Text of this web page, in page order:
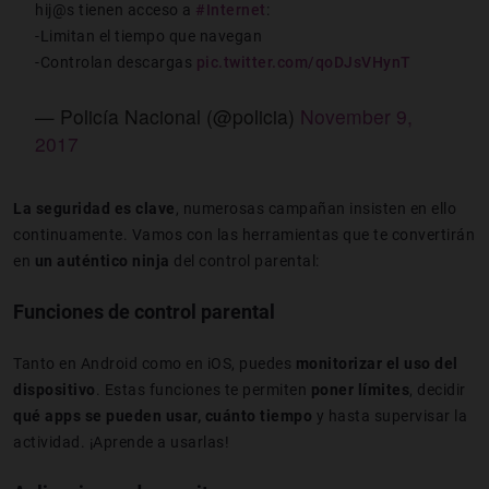
hij@s tienen acceso a #Internet:
-Limitan el tiempo que navegan
-Controlan descargas pic.twitter.com/qoDJsVHynT
— Policía Nacional (@policia) November 9,
2017
La seguridad es clave, numerosas campañan insisten en ello
continuamente. Vamos con las herramientas que te convertirán
en un auténtico ninja del control parental:
Funciones de control parental
Tanto en Android como en iOS, puedes monitorizar el uso del
dispositivo. Estas funciones te permiten poner límites, decidir
qué apps se pueden usar, cuánto tiempo y hasta supervisar la
actividad. ¡Aprende a usarlas!